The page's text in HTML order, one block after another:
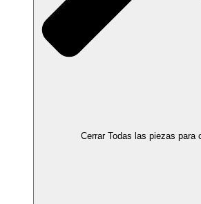
Cerrar Todas las piezas para